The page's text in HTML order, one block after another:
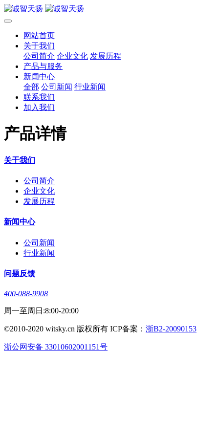
网站首页
关于我们
公司简介 企业文化 发展历程
产品与服务
新闻中心
全部 公司新闻 行业新闻
联系我们
加入我们
产品详情
关于我们
公司简介
企业文化
发展历程
新闻中心
公司新闻
行业新闻
问题反馈
400-088-9908
周一至周日:8:00-20:00
©2010-2020 witsky.cn 版权所有 ICP备案： 浙B2-20090153
浙公网安备 33010602001151号